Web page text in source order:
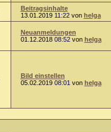
Beitragsinhalte
13.01.2019 11:22von helga
Neuanmeldungen
01.12.2018 08:52von helga
Bild einstellen
05.02.2019 08:01 von helga